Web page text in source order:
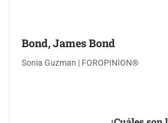
Bond, James Bond
Sonia Guzman | FOROPINION®